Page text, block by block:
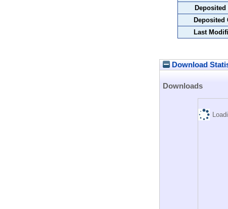
Deposited
Deposited
Last
Download
Downloads